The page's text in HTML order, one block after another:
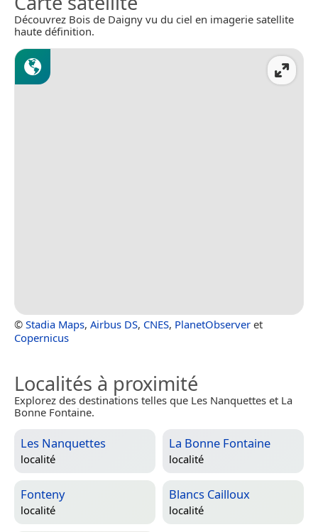
Découvrez Bois de Daigny vu du ciel en imagerie satellite
haute définition.
© Stadia Maps, Airbus DS, CNES, PlanetObserver et
Copernicus
Localités à proximité
Explorez des destinations telles que Les Nanquettes et La
Bonne Fontaine.
Les Nanquettes
localité
La Bonne Fontaine
localité
Fonteny
localité
Blancs Cailloux
localité